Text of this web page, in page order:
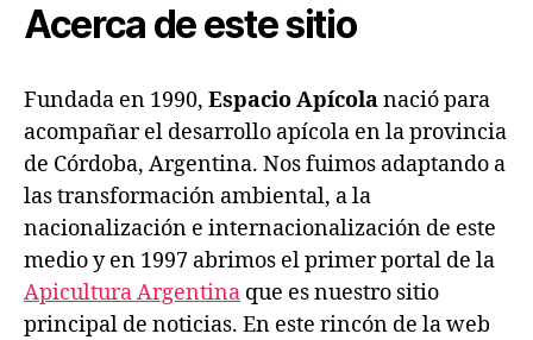
Acerca de este sitio
Fundada en 1990, Espacio Apícolanació para
acompañar el desarrollo apícola en la provincia
de Córdoba, Argentina. Nos fuimos adaptando a
las transformación ambiental, a la
nacionalización e internacionalización de este
medio y en 1997 abrimos el primer portal de la
Apicultura Argentina que es nuestro sitio
principal de noticias. En este rincón de la web